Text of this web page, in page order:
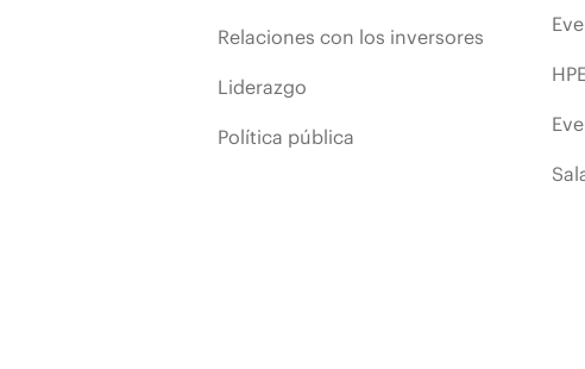
Relaciones con los inversores
Liderazgo
Política pública